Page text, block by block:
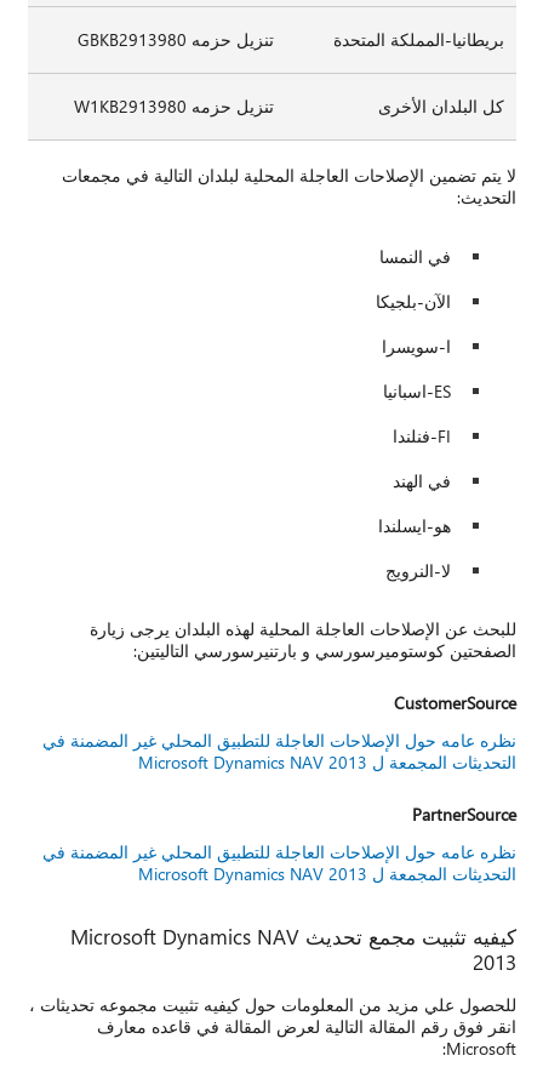
بريطانيا-المملكة المتحدة تنزيل حزمه GBKB2913980
كل البلدان الأخرى تنزيل حزمه W1KB2913980
لا يتم تضمين الإصلاحات العاجلة المحلية لبلدان التالية في مجمعات
التحديث:
في النمسا
الآن-بلجيكا
ا-سويسرا
ES-اسبانيا
FI-فنلندا
في الهند
هو-ايسلندا
لا-النرويج
للبحث عن الإصلاحات العاجلة المحلية لهذه البلدان يرجى زيارة
الصفحتين كوستوميرسورسي و بارتنيرسورسي التاليتين:
CustomerSource
نظره عامه حول الإصلاحات العاجلة للتطبيق المحلي غير المضمنة في
التحديثات المجمعة ل Microsoft Dynamics NAV 2013
PartnerSource
نظره عامه حول الإصلاحات العاجلة للتطبيق المحلي غير المضمنة في
التحديثات المجمعة ل Microsoft Dynamics NAV 2013
كيفيه تثبيت مجمع تحديث Microsoft Dynamics NAV
2013
للحصول علي مزيد من المعلومات حول كيفيه تثبيت مجموعه تحديثات ،
انقر فوق رقم المقالة التالية لعرض المقالة في قاعده معارف
Microsoft: